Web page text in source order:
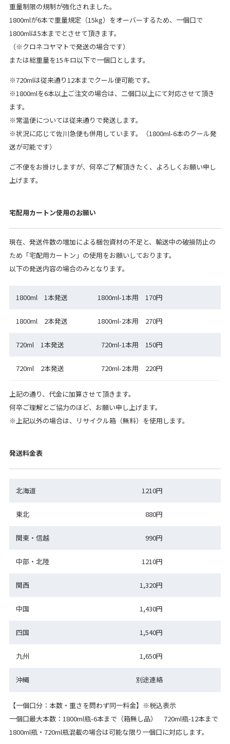
重量制限の規制が強化されました。
1800mlが6本で重量規定（15kg）をオーバーするため、一個口で
1800mlは5本までとさせて頂きます。
（※クロネコヤマトで発送の場合です）
または総重量を15キロ以下で一個口とします。
※720mlは従来通り12本までクール便可能です。
※1800mlを6本以上ご注文の場合は、二個口以上にて対応させて頂き
ます。
※常温便については従来通りで発送します。
※状況に応じて佐川急便も併用しています。（1800ml-6本のクール発
送が可能です）
ご不便をお掛けしますが、何卒ご了解頂きたく、よろしくお願い申し
上げます。
宅配用カートン使用のお願い
現在、発送件数の増加による梱包資材の不足と、輸送中の破損防止の
ため「宅配用カートン」の使用をお願いしております。
以下の発送内容の場合のみとなります。
1800ml 1本発送 1800ml-1本用 170円
1800ml 2本発送 1800ml-2本用 270円
720ml 1本発送 720ml-1本用 150円
720ml 2本発送 720ml-2本用 220円
上記の通り、代金に加算させて頂きます。
何卒ご理解とご協力のほど、お願い申し上げます。
※上記以外の場合は、リサイクル箱（無料）を使用します。
発送料金表
北海道 1210円
東北 880円
関東・信越 990円
中部・北陸 1210円
関西 1,320円
中国 1,430円
四国 1,540円
九州 1,650円
沖縄 別途連絡
【一個口分：本数・重さを問わず同一料金】※税込表示
一個口最大本数：1800ml瓶-6本まで（箱無し品） 720ml瓶-12本まで
1800ml瓶・720ml瓶混載の場合は可能な限り一個口に対応します。